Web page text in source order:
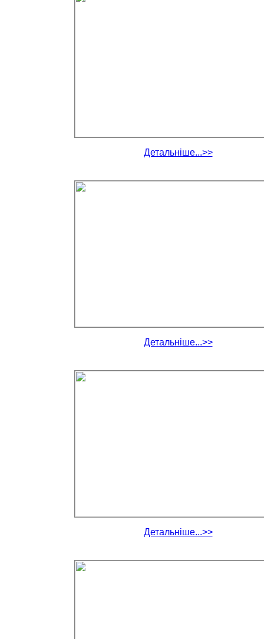
Детальніше...>>
Детальніше...>>
Детальніше...>>